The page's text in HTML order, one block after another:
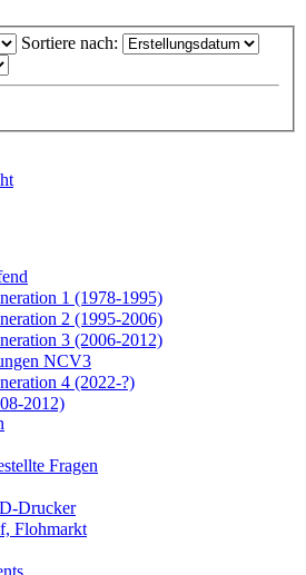
Sortiere nach:
1 (1978-1995)
2 (1995-2006)
3 (2006-2012)
NCV3
4 (2022-?)
2012)
Fragen
Drucker
Flohmarkt